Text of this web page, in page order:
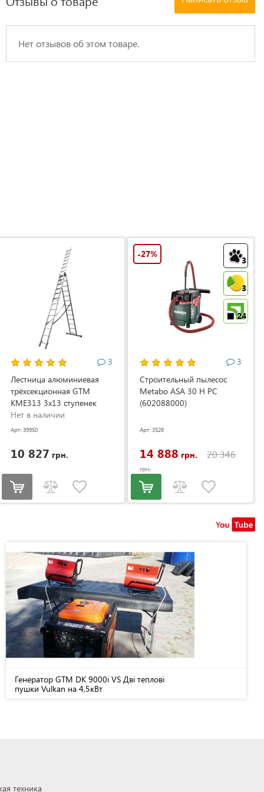
Нет отзывов об этом товаре.
3
Лестница алюминиевая
трёхсекционная GTM
KME313 3x13 ступенек
3.53-8.93м (KME313)
Нет в наличии
Арт: 39950
10 827 грн.
3
3
24
-27%
3
Строительный пылесос
Metabo ASA 30 H PC
(602088000)
Арт: 3526
14 888 грн. 20 346
грн.
Генератор GTM DK 9000i VS Дві теплові
пушки Vulkan на 4,5кВт
техника